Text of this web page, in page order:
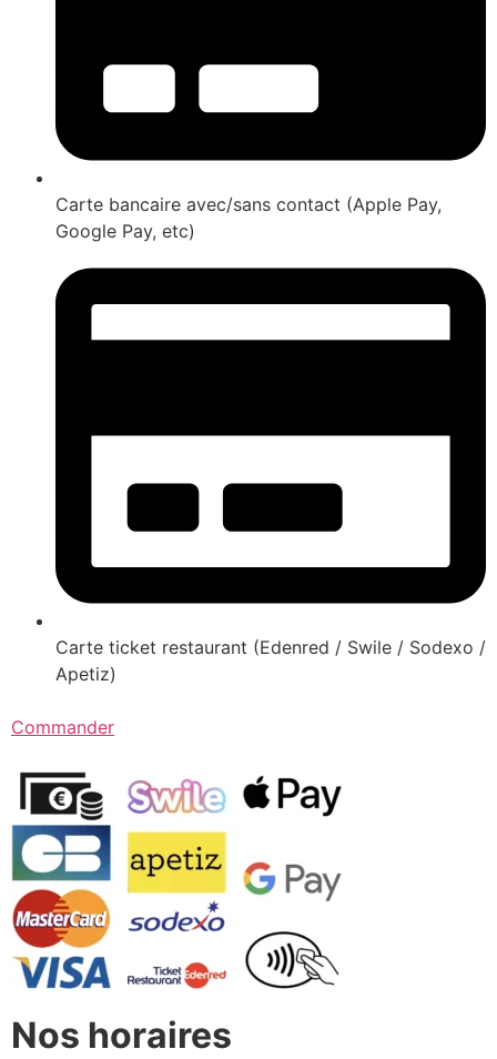
Carte bancaire avec/sans contact (Apple Pay,
Google Pay, etc)
Carte ticket restaurant (Edenred / Swile / Sodexo /
Apetiz)
Commander
Nos horaires